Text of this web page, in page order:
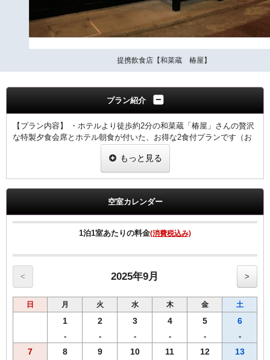
提携飲食店【和菜蔵 椿屋】
プラン紹介
【プラン内容】 ・ホテルより徒歩約2分の和菜蔵「椿屋」さんの贅沢
な特製夕食会席とホテル朝食が付いた、お得な2食付プランです（お
飲み物は含まれておりません）。
お一人様でもご用意可能でございます。
・ご宿泊日5日前から当日までのご予約は承れませんので6日前までに
だき、夕食お時間等を確認の上、事前にホテルより夕食時間を予約さ
せていただきます。18：00～20：30までのご入店。
尚、夕食についてはご希望のお時間にご予約出来ない場合や満席、定
休日（不定期）に重なる場合、このプランは適用できませんのでご了
せ。
・このプラン独自のキャンセル料が10日前よりご宿泊代金の20％発生
致します。
飛騨の郷土料理を豊富に盛り込んだ和定食（現在和朝食のみの提供と
なります）
もっと見る
空室カレンダー
1泊1室あたりの料金(消費税込み)
< 2025年9月 >
日 月 火 水 木 金 土
1
-
2
-
3
-
4
-
5
-
6
-
7 8 9 10 11 12 13